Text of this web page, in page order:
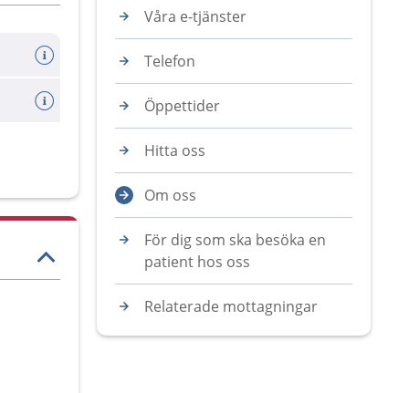
Våra e-tjänster
Telefon
Öppettider
Hitta oss
Om oss
För dig som ska besöka en
patient hos oss
Relaterade mottagningar